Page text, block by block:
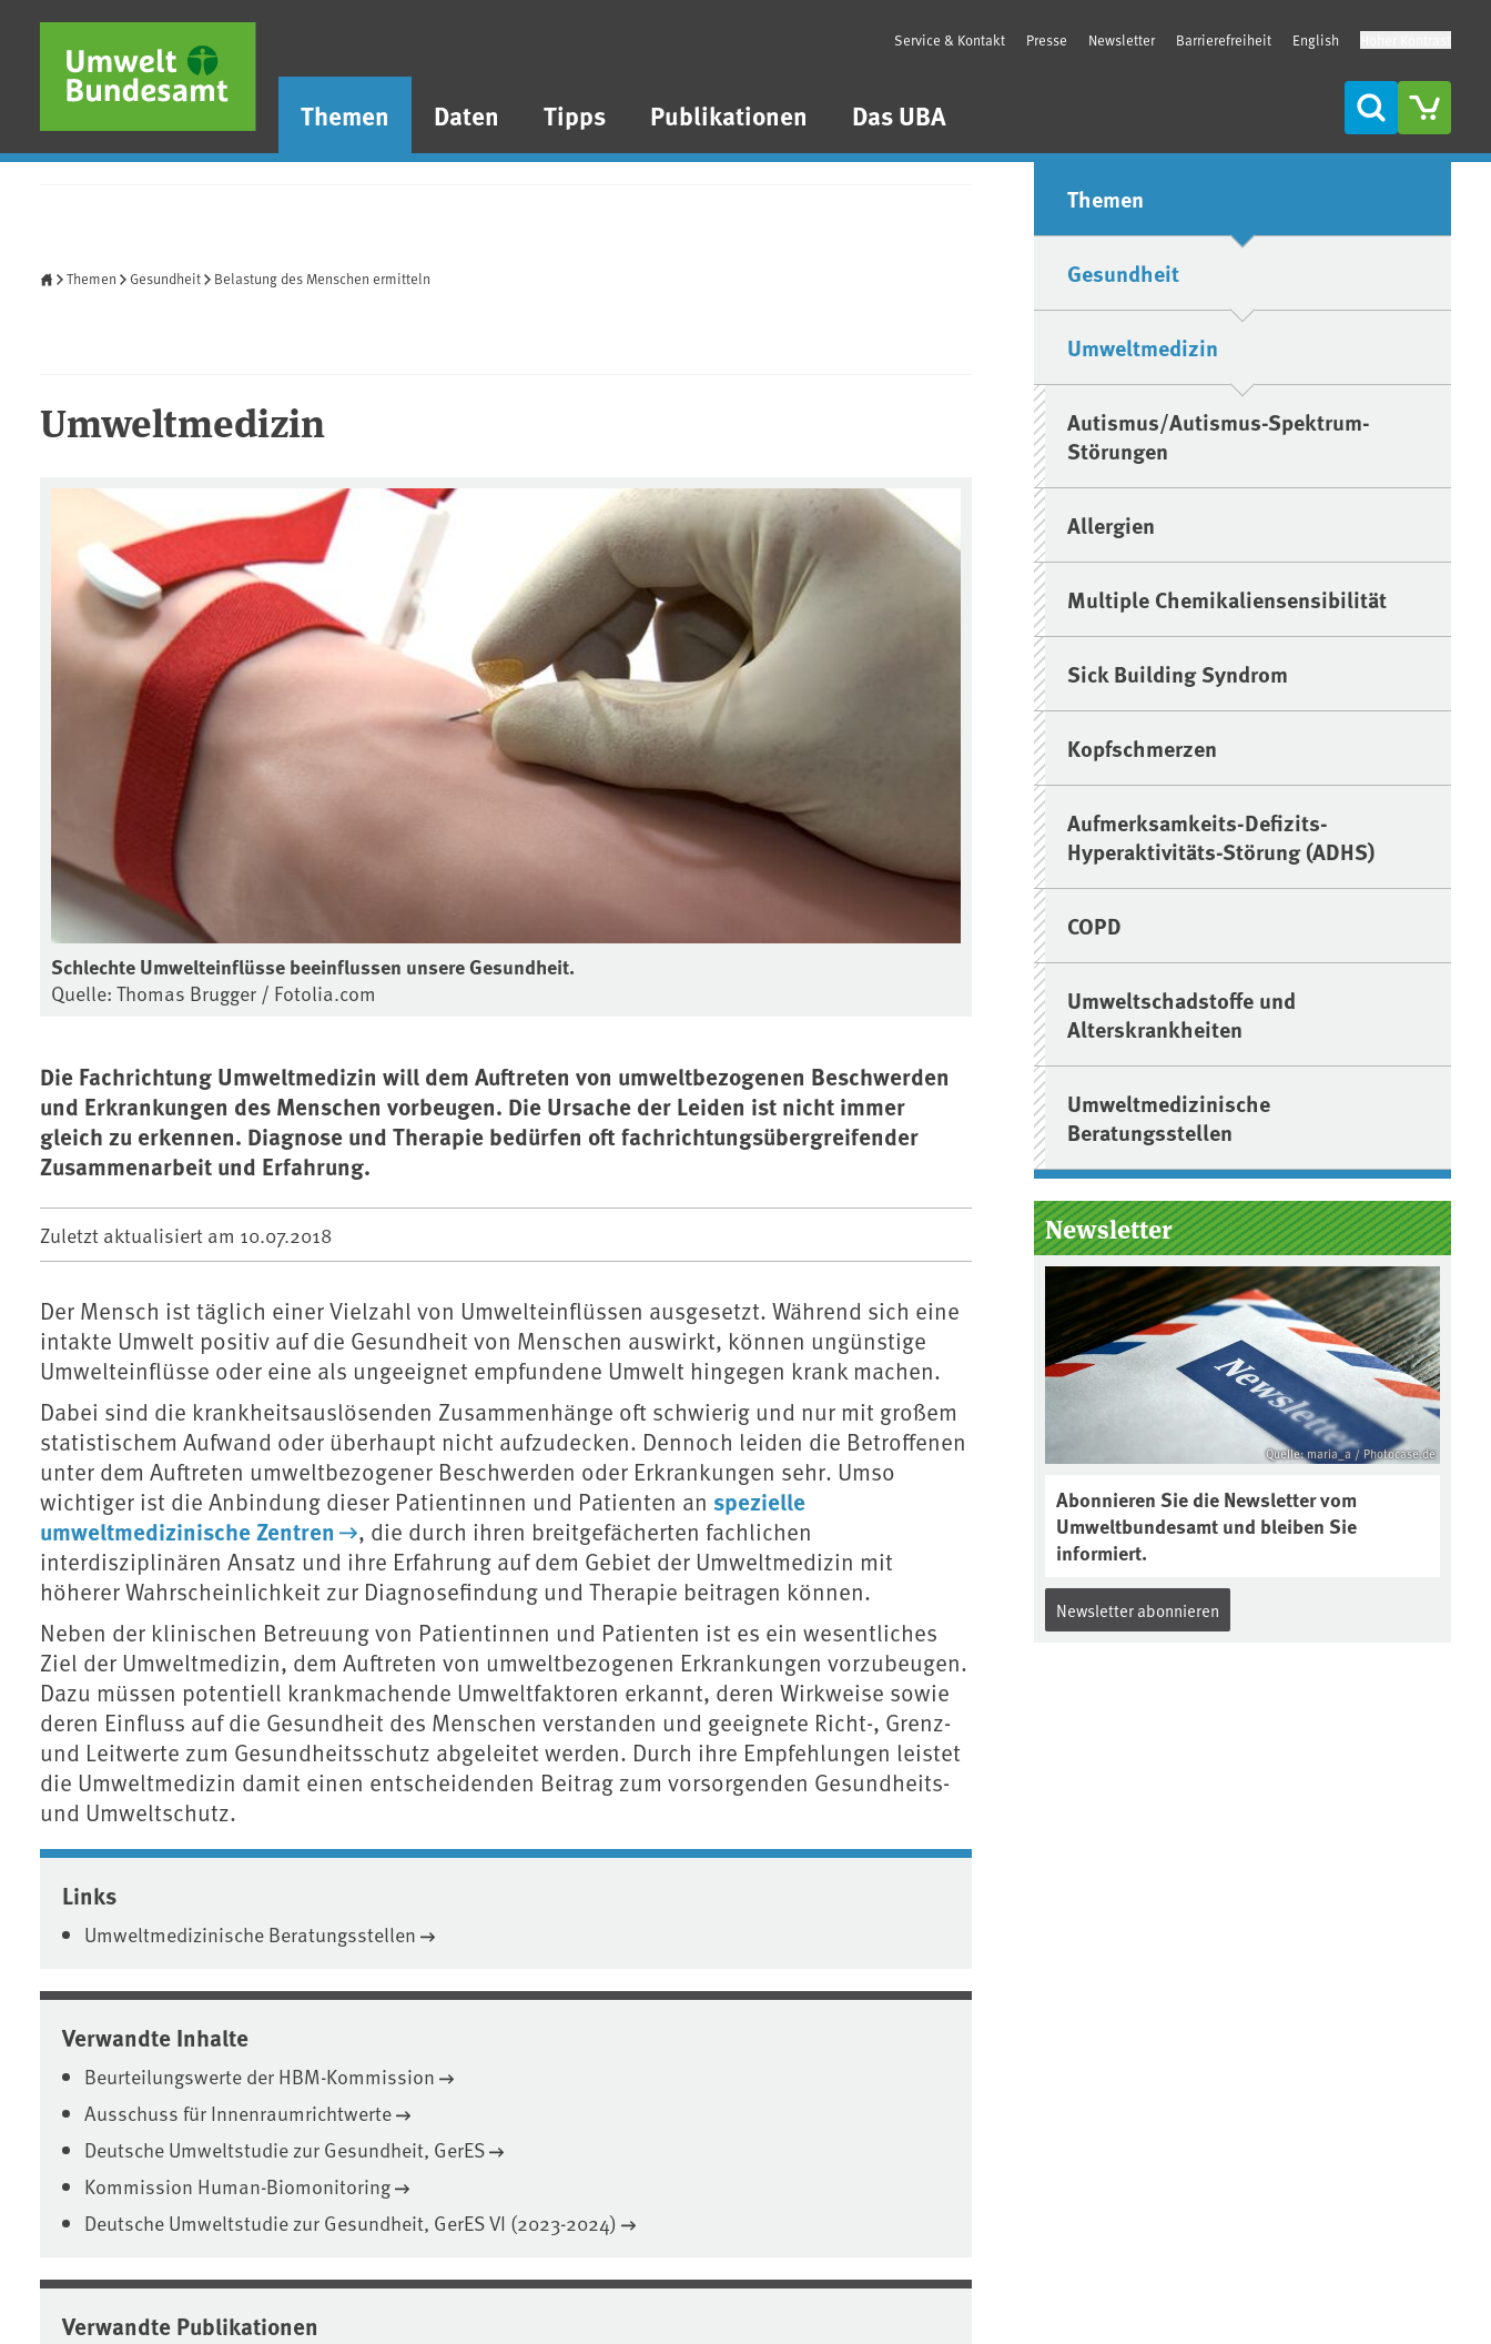
Direkt zum Inhalt
Direkt zum Hauptmenü
Direkt zur Fußzeile
Themen Daten Tipps Publikationen Das UBA
Service & Kontakt Presse Newsletter Barrierefreiheit English
Suche
Themen Gesundheit Belastung des Menschen ermitteln
Umweltmedizin
Schlechte Umwelteinflüsse beeinflussen unsere Gesundheit.
Quelle: Thomas Brugger / Fotolia.com
Die Fachrichtung Umweltmedizin will dem Auftreten von umweltbezogenen Beschwerden
und Erkrankungen des Menschen vorbeugen. Die Ursache der Leiden ist nicht immer
gleich zu erkennen. Diagnose und Therapie bedürfen oft fachrichtungsübergreifender
Zusammenarbeit und Erfahrung.
Zuletzt aktualisiert am 10.07.2018
Der Mensch ist täglich einer Vielzahl von Umwelteinflüssen ausgesetzt. Während sich eine
intakte Umwelt positiv auf die Gesundheit von Menschen auswirkt, können ungünstige
Umwelteinflüsse oder eine als ungeeignet empfundene Umwelt hingegen krank machen.
Dabei sind die krankheitsauslösenden Zusammenhänge oft schwierig und nur mit großem
statistischem Aufwand oder überhaupt nicht aufzudecken. Dennoch leiden die Betroffenen
unter dem Auftreten umweltbezogener Beschwerden oder Erkrankungen sehr. Umso
wichtiger ist die Anbindung dieser Patientinnen und Patienten an spezielle
umweltmedizinische Zentren
, die durch ihren breitgefächerten fachlichen
interdisziplinären Ansatz und ihre Erfahrung auf dem Gebiet der Umweltmedizin mit
höherer Wahrscheinlichkeit zur Diagnosefindung und Therapie beitragen können.
Neben der klinischen Betreuung von Patientinnen und Patienten ist es ein wesentliches
Ziel der Umweltmedizin, dem Auftreten von umweltbezogenen Erkrankungen vorzubeugen.
Dazu müssen potentiell krankmachende Umweltfaktoren erkannt, deren Wirkweise sowie
deren Einfluss auf die Gesundheit des Menschen verstanden und geeignete Richt-, Grenz-
und Leitwerte zum Gesundheitsschutz abgeleitet werden. Durch ihre Empfehlungen leistet
die Umweltmedizin damit einen entscheidenden Beitrag zum vorsorgenden Gesundheits-
und Umweltschutz.
Associated content
Links
Umweltmedizinische Beratungsstellen
Verwandte Inhalte
Beurteilungswerte der HBM-Kommission
Ausschuss für Innenraumrichtwerte
Deutsche Umweltstudie zur Gesundheit, GerES
Kommission Human-Biomonitoring
Deutsche Umweltstudie zur Gesundheit, GerES VI (2023-2024)
Verwandte Publikationen
Seitenleiste
Themen
Gesundheit
Umweltmedizin
Autismus/Autismus-Spektrum-
Störungen
Allergien
Multiple Chemikaliensensibilität
Sick Building Syndrom
Kopfschmerzen
Aufmerksamkeits-Defizits-
Hyperaktivitäts-Störung (ADHS)
COPD
Umweltschadstoffe und
Alterskrankheiten
Umweltmedizinische
Beratungsstellen
Newsletter
Quelle: maria_a / Photocase.de
Abonnieren Sie die Newsletter vom
Umweltbundesamt und bleiben Sie
informiert.
Newsletter abonnieren